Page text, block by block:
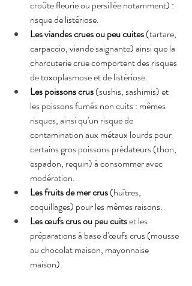
croûte fleurie ou persillée notamment) :
risque de listériose.
Les viandes crues ou peu cuites (tartare,
carpaccio, viande saignante) ainsi que la
charcuterie crue comportent des risques
de toxoplasmose et de listériose.
Les poissons crus (sushis, sashimis) et
les poissons fumés non cuits : mêmes
risques, ainsi qu'un risque de
contamination aux métaux lourds pour
certains gros poissons prédateurs (thon,
espadon, requin) à consommer avec
modération.
Les fruits de mer crus (huîtres,
coquillages) pour les mêmes raisons.
Les œufs crus ou peu cuits et les
préparations à base d'œufs crus (mousse
au chocolat maison, mayonnaise
maison).